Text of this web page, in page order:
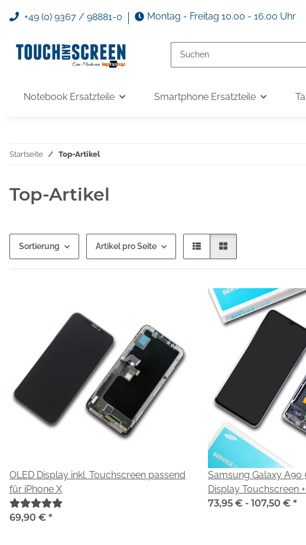
+49 (0) 9367 / 98881-0 Montag - Freitag 10.00 - 16.00 Uhr
Notebook Ersatzteile Smartphone Ersatzteile
Startseite Top-Artikel
Top-Artikel
Sortierung Artikel pro Seite
OLED Display inkl. Touchscreen passend
für iPhone X
69,90 € *
Samsung Galaxy A90
Display Touchscreen
73,95 € - 107,50 € *